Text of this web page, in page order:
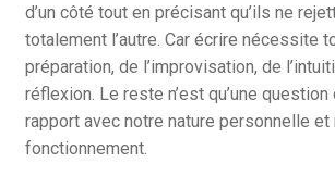
d’un côté tout en précisant qu’ils ne
totalement l’autre. Car écrire nécessite
préparation, de l’improvisation, de
réflexion. Le reste n’est qu’une question
rapport avec notre nature personnelle
fonctionnement.